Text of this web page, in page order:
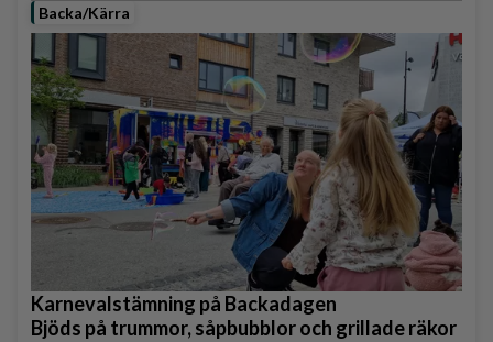
Backa/Kärra
Karnevalstämning på Backadagen
Bjöds på trummor, såpbubblor och grillade räkor